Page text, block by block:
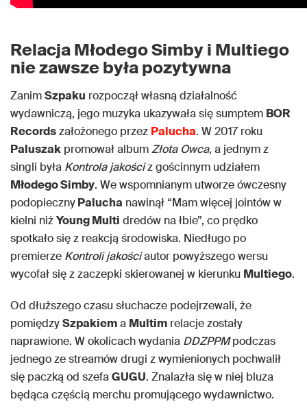
Relacja Młodego Simby i Multiego
nie zawsze była pozytywna
ZanimSzpaku rozpoczął własną działalność
wydawniczą, jego muzyka ukazywała się sumptem BOR
Recordszałożonego przez Palucha. W 2017 roku
Paluszak promował albumZłota Owca, a jednym z
singli była Kontrola jakościz gościnnym udziałem
Młodego Simby. We wspomnianym utworze ówczesny
podopiecznyPalucha nawinął “Mam więcej jointów w
kielni niżYoung Multi dredów na łbie”, co prędko
spotkało się z reakcją środowiska. Niedługo po
premierze Kontroli jakościautor powyższego wersu
wycofał się z zaczepki skierowanej w kierunku Multiego.
Od dłuższego czasu słuchacze podejrzewali, że
pomiędzySzpakiema Multim relacje zostały
naprawione. W okolicach wydania DDZPPMpodczas
jednego ze streamów drugi z wymienionych pochwalił
się paczką od szefaGUGU. Znalazła się w niej bluza
będąca częścią merchu promującego wydawnictwo.